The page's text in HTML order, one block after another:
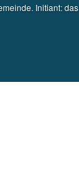
Initiant: das